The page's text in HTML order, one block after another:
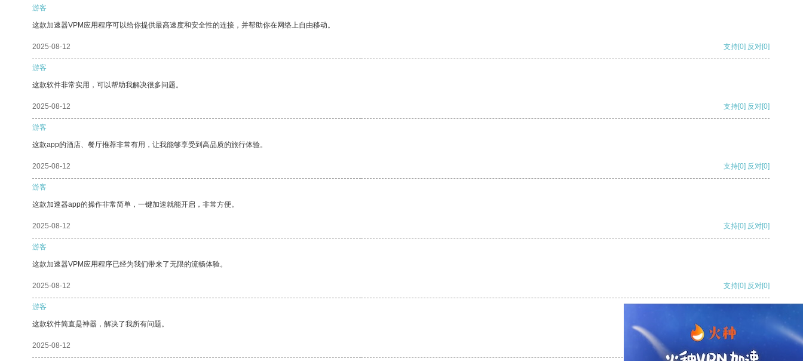
游客
这款加速器VPM应用程序可以给你提供最高速度和安全性的连接，并帮助你在网络上自由移动。
2025-08-12 支持[0] 反对[0]
游客
这款软件非常实用，可以帮助我解决很多问题。
2025-08-12 支持[0] 反对[0]
游客
这款app的酒店、餐厅推荐非常有用，让我能够享受到高品质的旅行体验。
2025-08-12 支持[0] 反对[0]
游客
这款加速器app的操作非常简单，一键加速就能开启，非常方便。
2025-08-12 支持[0] 反对[0]
游客
这款加速器VPM应用程序已经为我们带来了无限的流畅体验。
2025-08-12 支持[0] 反对[0]
游客
这款软件简直是神器，解决了我所有问题。
2025-08-12